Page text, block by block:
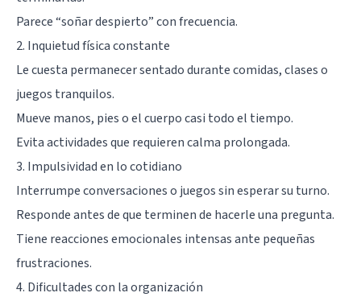
Parece “soñar despierto” con frecuencia.
2. Inquietud física constante
Le cuesta permanecer sentado durante comidas, clases o
juegos tranquilos.
Mueve manos, pies o el cuerpo casi todo el tiempo.
Evita actividades que requieren calma prolongada.
3. Impulsividad en lo cotidiano
Interrumpe conversaciones o juegos sin esperar su turno.
Responde antes de que terminen de hacerle una pregunta.
Tiene reacciones emocionales intensas ante pequeñas
frustraciones.
4. Dificultades con la organización